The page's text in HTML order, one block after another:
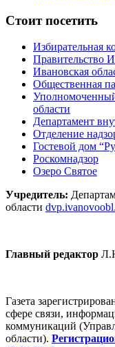
Стоит посетить
Избирательная
Правительство
Ивановская
Общественная
области
Департамент
Отделение
Гостевой дом
Роскомнадзор
Озеро Святое
Учредитель:
области
Главный редактор
Газета
сфере связи,
коммуникаций
области).